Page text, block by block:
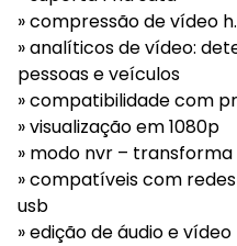
» compressão de vídeo
» analíticos de vídeo:
pessoas e veículos
» compatibilidade com
» visualização em 1080p
» modo nvr –
» compatíveis com
usb
» edição de áudio e vídeo